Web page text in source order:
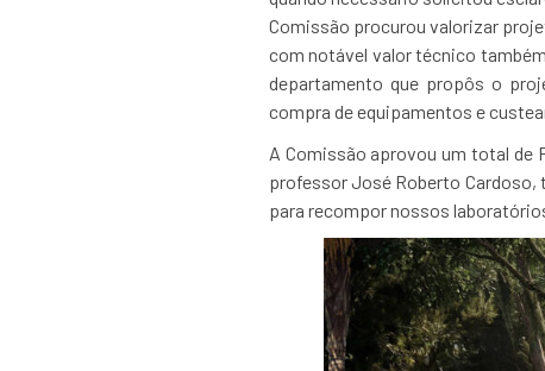
Comissão procurou valorizar
com notável valor técnico
departamento que propôs o
compra de equipamentos e
A Comissão aprovou um total de
professor José Roberto
para recompor nossos